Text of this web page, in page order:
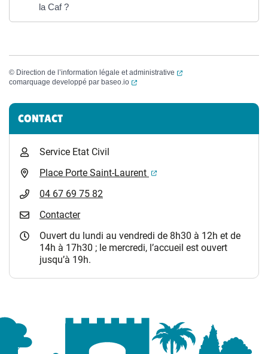
la Caf ?
© Direction de l’information légale et administrative
(ouverture dans un
comarquage developpé par baseo.io (ouverture dans un nouvel onglet)
Informations complémentaires
CONTACT
Service Etat Civil
Place Porte Saint-Laurent
(ouverture dans un
04 67 69 75 82
Contacter
Ouvert du lundi au vendredi de 8h30 à 12h et de
14h à 17h30 ; le mercredi, l’accueil est ouvert
jusqu’à 19h.